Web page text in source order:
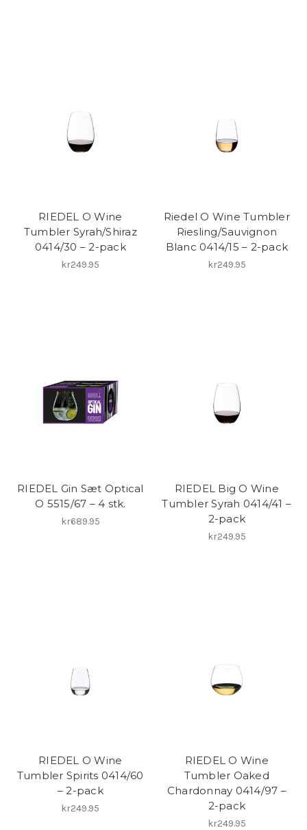
RIEDEL O Wine
Tumbler Syrah/Shiraz
0414/30 – 2-pack
kr249.95
Riedel O Wine Tumbler
Riesling/Sauvignon
Blanc 0414/15 – 2-pack
kr249.95
RIEDEL Gin Sæt Optical
O 5515/67 – 4 stk.
kr689.95
RIEDEL Big O Wine
Tumbler Syrah 0414/41 –
2-pack
kr249.95
RIEDEL O Wine
Tumbler Spirits 0414/60
– 2-pack
kr249.95
RIEDEL O Wine
Tumbler Oaked
Chardonnay 0414/97 –
2-pack
kr249.95